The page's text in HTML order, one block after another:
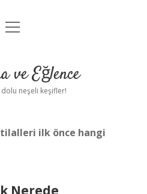
Uyarı
menüyü
ve Eğlence
neşeli keşifler!
ilk önce hangi
Nerede